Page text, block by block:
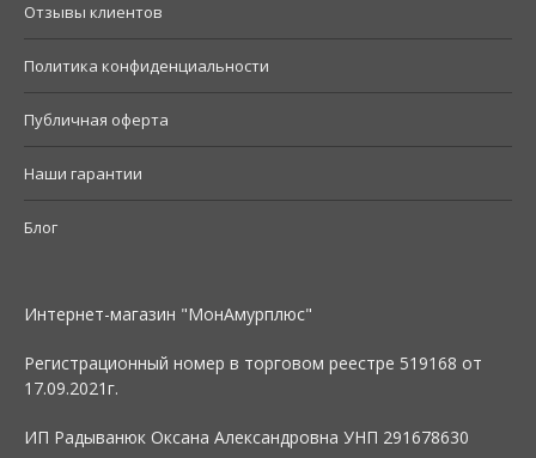
Отзывы клиентов
Политика конфиденциальности
Публичная оферта
Наши гарантии
Блог
Интернет-магазин "МонАмурплюс"
Регистрационный номер в торговом реестре 519168 от
17.09.2021г.
ИП Радыванюк Оксана Александровна УНП 291678630